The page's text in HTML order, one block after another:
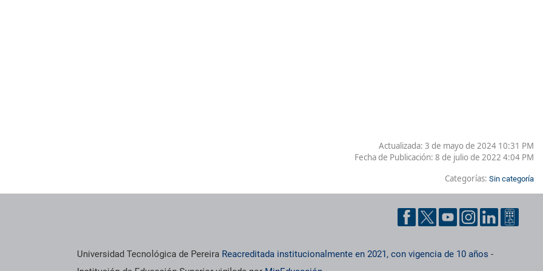
Actualizada: 3 de mayo de 2024 10:31 PM
Fecha de Publicación: 8 de julio de 2022 4:04 PM
Categorías: Sin categoría
Universidad Tecnológica de Pereira Reacreditada institucionalmente en 2021, con vigencia de 10 años -